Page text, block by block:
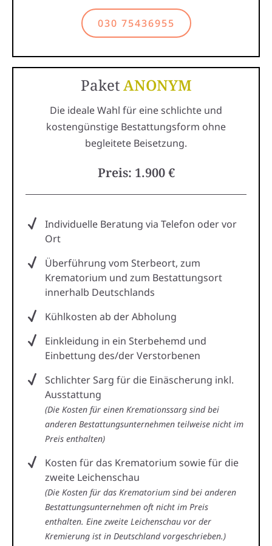
030 75436955
PaketANONYM
Die ideale Wahl für eine schlichte und
kostengünstige Bestattungsform ohne
begleitete Beisetzung.
Preis: 1.900 €
Individuelle Beratung via Telefon oder vor
Ort
Überführung vom Sterbeort, zum
Krematorium und zum Bestattungsort
innerhalb Deutschlands
Kühlkosten ab der Abholung
Einkleidung in ein Sterbehemd und
Einbettung des/der Verstorbenen
Schlichter Sarg für die Einäscherung inkl.
Ausstattung
(Die Kosten für einen Kremationssarg sind bei
anderen Bestattungsunternehmen teilweise nicht im
Preis enthalten)
Kosten für das Krematorium sowie für die
zweite Leichenschau
(Die Kosten für das Krematorium sind bei anderen
Bestattungsunternehmen oft nicht im Preis
enthalten. Eine zweite Leichenschau vor der
Kremierung ist in Deutschland vorgeschrieben.)